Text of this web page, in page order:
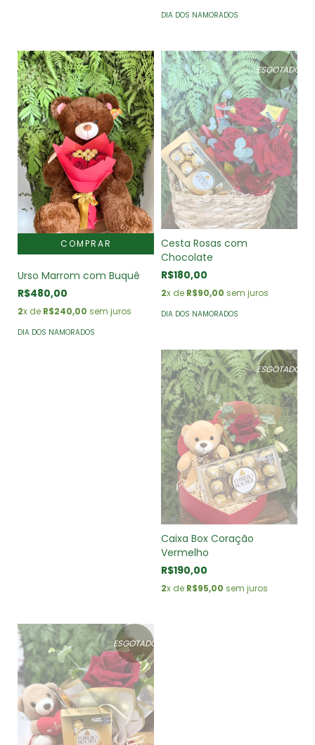
DIA DOS NAMORADOS
Urso Marrom com Buquê
R$480,00
2x de R$240,00 sem juros
DIA DOS NAMORADOS
ESGOTADO
Cesta Rosas com
Chocolate
R$180,00
2x de R$90,00 sem juros
DIA DOS NAMORADOS
ESGOTADO
Caixa Box Coração
Vermelho
R$190,00
2x de R$95,00 sem juros
ESGOTADO